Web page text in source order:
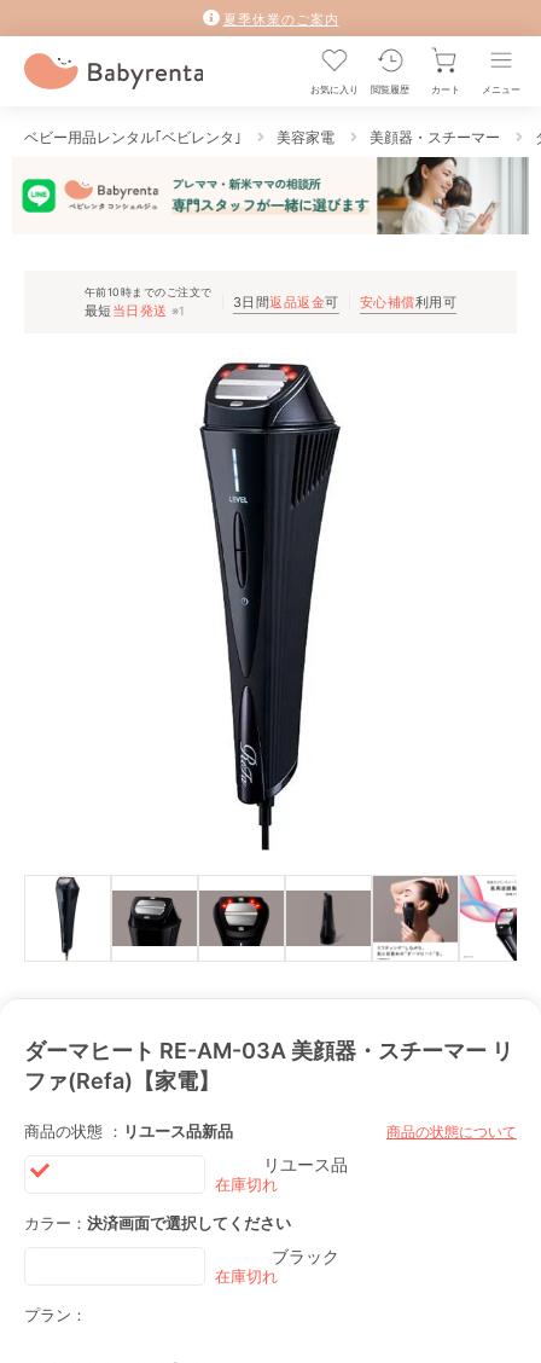
夏季休業のご案内
お気に入り 閲覧履歴 カート メニュー
ベビー用品レンタル｢ベビレンタ｣ 美容家電 美顔器・スチーマー
午前10時までのご注文で
最短 当日発送 ※1 3日間返品返金可 安心補償利用可
ダーマヒート RE-AM-03A 美顔器・スチーマー リ
ファ(Refa)【家電】
商品の状態 ： リユース品新品 商品の状態について
リユース品
カラー： 決済画面で選択してください
ブラック
プラン：